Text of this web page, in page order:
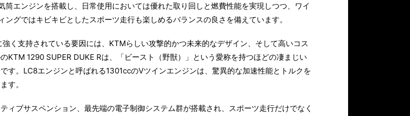
筒エンジンを搭載し、日常使用においては優れた取り回しと燃費性能を実現しつつ、ワイ
ングではキビキビとしたスポーツ走行も楽しめるバランスの良さを備えています。
く支持されている要因には、KTMらしい攻撃的かつ未来的なデザイン、そして高いコス
KTM 1290 SUPER DUKE Rは、「ビースト（野獣）」という愛称を持つほどの凄まじい
す。LC8エンジンと呼ばれる1301ccのVツインエンジンは、驚異的な加速性能とトルクを
す。
ィブサスペンション、最先端の電子制御システム群が搭載され、スポーツ走行だけでなく